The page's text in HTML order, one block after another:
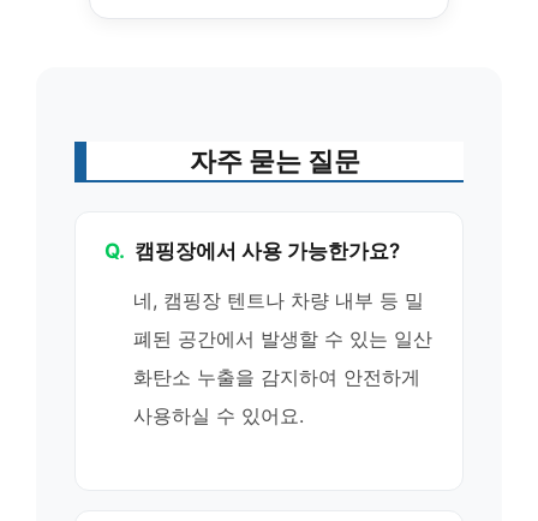
자주 묻는 질문
Q. 캠핑장에서 사용 가능한가요?
네, 캠핑장 텐트나 차량 내부 등 밀
폐된 공간에서 발생할 수 있는 일산
화탄소 누출을 감지하여 안전하게
사용하실 수 있어요.